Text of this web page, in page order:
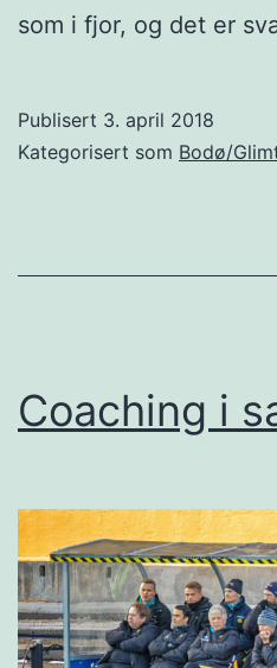
som i fjor, og det er
Publisert 3. april 2018
Kategorisert som Bodø/
Coaching i